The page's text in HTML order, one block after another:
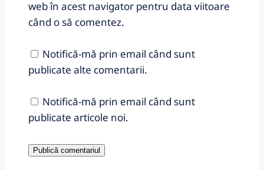
web în acest navigator pentru data viitoare
când o să comentez.
Notifică-mă prin email când sunt
publicate alte comentarii.
Notifică-mă prin email când sunt
publicate articole noi.